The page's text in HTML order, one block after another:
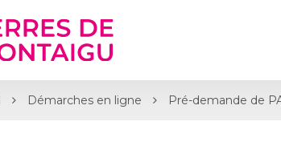
Démarches en ligne Pré-demande de